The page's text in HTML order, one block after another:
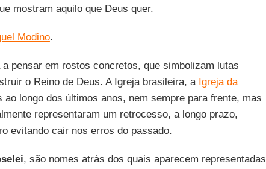
mostram aquilo que Deus quer.
Modino.
pensar em rostos concretos, que simbolizam lutas
o Reino de Deus. A Igreja brasileira, a Igreja da
longo dos últimos anos, nem sempre para frente, mas
representaram um retrocesso, a longo prazo,
evitando cair nos erros do passado.
, são nomes atrás dos quais aparecem representadas